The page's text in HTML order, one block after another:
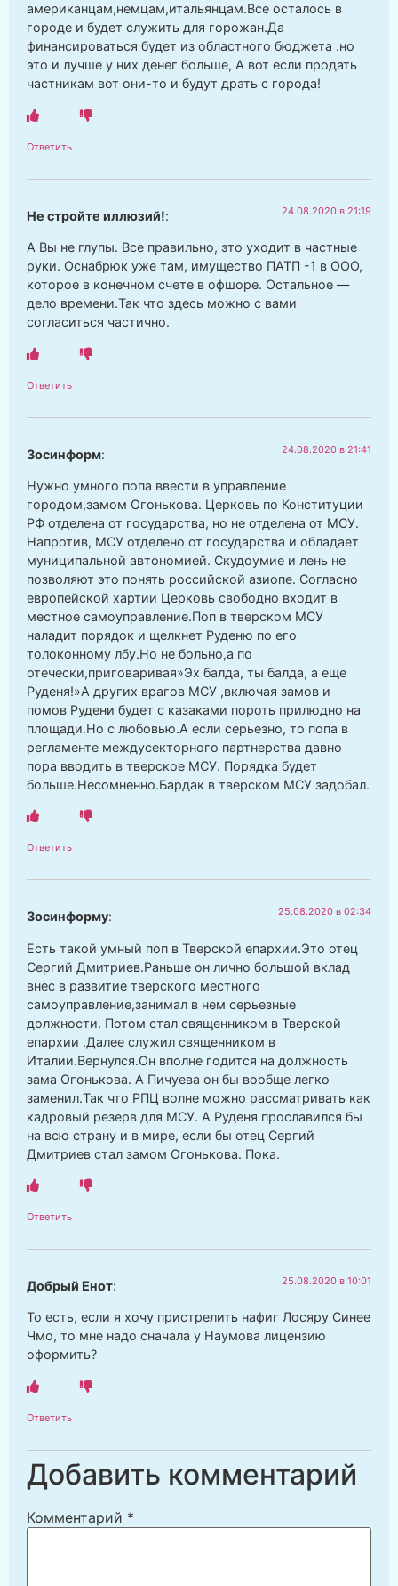
американцам,немцам,итальянцам.Все осталось в
городе и будет служить для горожан.Да
финансироваться будет из областного бюджета .но
это и лучше у них денег больше, А вот если продать
частникам вот они-то и будут драть с города!
Ответить
Не стройте иллюзий!: 24.08.2020 в 21:19
А Вы не глупы. Все правильно, это уходит в частные
руки. Оснабрюк уже там, имущество ПАТП -1 в ООО,
которое в конечном счете в офшоре. Остальное —
дело времени.Так что здесь можно с вами
согласиться частично.
Ответить
Зосинформ: 24.08.2020 в 21:41
Нужно умного попа ввести в управление
городом,замом Огонькова. Церковь по Конституции
РФ отделена от государства, но не отделена от МСУ.
Напротив, МСУ отделено от государства и обладает
муниципальной автономией. Скудоумие и лень не
позволяют это понять российской азиопе. Согласно
европейской хартии Церковь свободно входит в
местное самоуправление.Поп в тверском МСУ
наладит порядок и щелкнет Руденю по его
толоконному лбу.Но не больно,а по
отечески,приговаривая»Эх балда, ты балда, а еще
Руденя!»А других врагов МСУ ,включая замов и
помов Рудени будет с казаками пороть прилюдно на
площади.Но с любовью.А если серьезно, то попа в
регламенте междусекторного партнерства давно
пора вводить в тверское МСУ. Порядка будет
больше.Несомненно.Бардак в тверском МСУ задобал.
Ответить
Зосинформу: 25.08.2020 в 02:34
Есть такой умный поп в Тверской епархии.Это отец
Сергий Дмитриев.Раньше он лично большой вклад
внес в развитие тверского местного
самоуправление,занимал в нем серьезные
должности. Потом стал священником в Тверской
епархии .Далее служил священником в
Италии.Вернулся.Он вполне годится на должность
зама Огонькова. А Пичуева он бы вообще легко
заменил.Так что РПЦ волне можно рассматривать как
кадровый резерв для МСУ. А Руденя прославился бы
на всю страну и в мире, если бы отец Сергий
Дмитриев стал замом Огонькова. Пока.
Ответить
Добрый Енот: 25.08.2020 в 10:01
То есть, если я хочу пристрелить нафиг Лосяру Синее
Чмо, то мне надо сначала у Наумова лицензию
оформить?
Ответить
Добавить комментарий
Комментарий *